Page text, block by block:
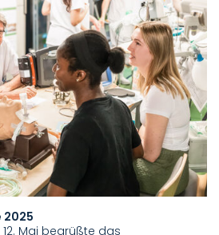
2025
Mai begrüßte das